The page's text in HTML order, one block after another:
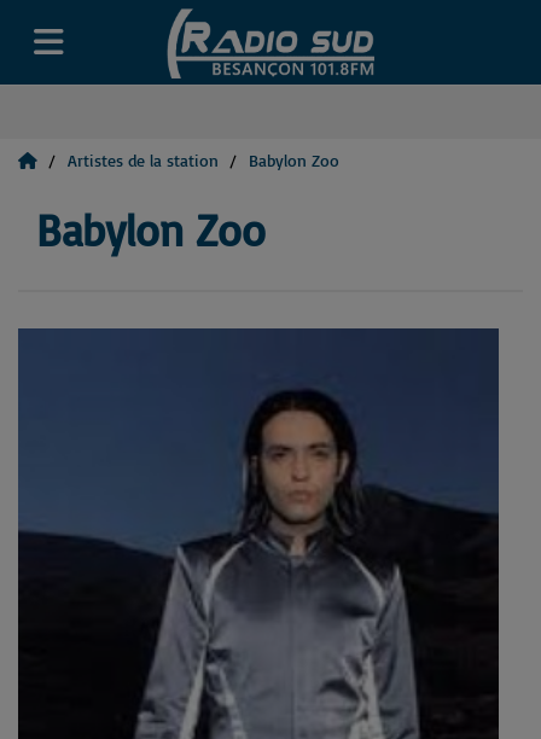
Artistes de la station Babylon Zoo
Babylon Zoo